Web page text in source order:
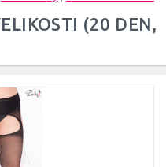
(20 DEN,